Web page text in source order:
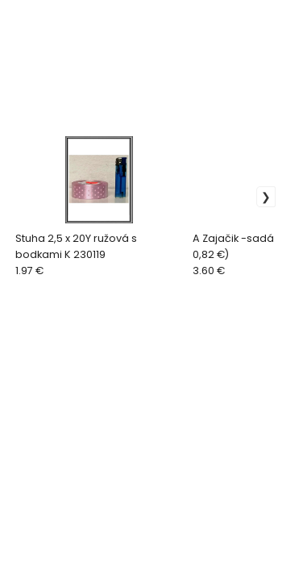
Stuha 2,5 x 20Y ružová s
bodkami K 230119
1.97 €
A Zajačik -sadá 6
0,82 €)
3.60 €